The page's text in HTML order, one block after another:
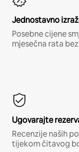
Jednostavno
Posebne cijene
mjesečna rata
Ugovarajte
Recenzije naših
tijekom čitavog